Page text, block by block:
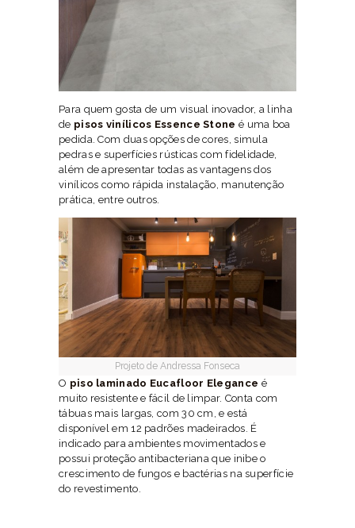
Para quem gosta de um visual inovador, a linha
de pisos vinílicos Essence Stone é uma boa
pedida. Com duas opções de cores, simula
pedras e superfícies rústicas com fidelidade,
além de apresentar todas as vantagens dos
vinílicos como rápida instalação, manutenção
prática, entre outros.
Projeto de Andressa Fonseca
O piso laminado Eucafloor Elegance é
muito resistente e fácil de limpar. Conta com
tábuas mais largas, com 30 cm, e está
disponível em 12 padrões madeirados. É
indicado para ambientes movimentados e
possui proteção antibacteriana que inibe o
crescimento de fungos e bactérias na superfície
do revestimento.